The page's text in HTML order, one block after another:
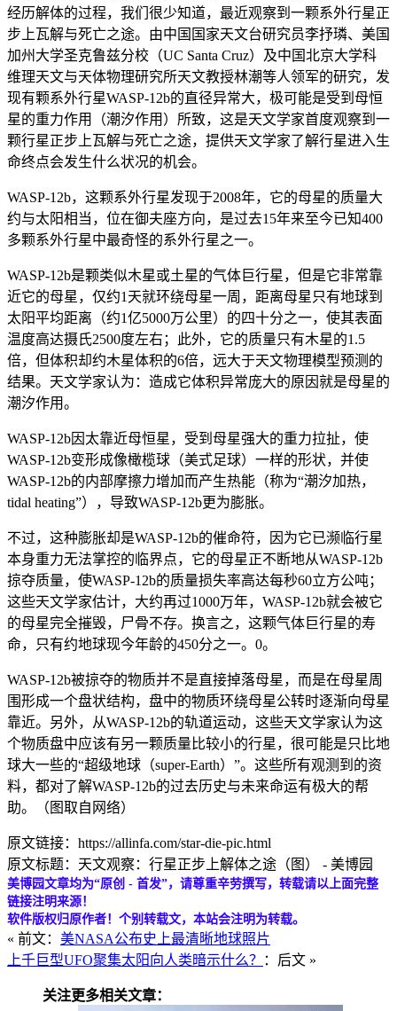
经历解体的过程，我们很少知道，最近观察到一颗系外行星正
步上瓦解与死亡之途。由中国国家天文台研究员李抒璘、美国
加州大学圣克鲁兹分校（UC Santa Cruz）及中国北京大学科
维理天文与天体物理研究所天文教授林潮等人领军的研究，发
现有颗系外行星WASP-12b的直径异常大，极可能是受到母恒
星的重力作用（潮汐作用）所致，这是天文学家首度观察到一
颗行星正步上瓦解与死亡之途，提供天文学家了解行星进入生
命终点会发生什么状况的机会。
WASP-12b，这颗系外行星发现于2008年，它的母星的质量大
约与太阳相当，位在御夫座方向，是过去15年来至今已知400
多颗系外行星中最奇怪的系外行星之一。
WASP-12b是颗类似木星或土星的气体巨行星，但是它非常靠
近它的母星，仅约1天就环绕母星一周，距离母星只有地球到
太阳平均距离（约1亿5000万公里）的四十分之一，使其表面
温度高达摄氏2500度左右；此外，它的质量只有木星的1.5
倍，但体积却约木星体积的6倍，远大于天文物理模型预测的
结果。天文学家认为：造成它体积异常庞大的原因就是母星的
潮汐作用。
WASP-12b因太靠近母恒星，受到母星强大的重力拉扯，使
WASP-12b变形成像橄榄球（美式足球）一样的形状，并使
WASP-12b的内部摩擦力增加而产生热能（称为“潮汐加热，
tidal heating”），导致WASP-12b更为膨胀。
不过，这种膨胀却是WASP-12b的催命符，因为它已濒临行星
本身重力无法掌控的临界点，它的母星正不断地从WASP-12b
掠夺质量，使WASP-12b的质量损失率高达每秒60立方公吨；
这些天文学家估计，大约再过1000万年，WASP-12b就会被它
的母星完全摧毁，尸骨不存。换言之，这颗气体巨行星的寿
命，只有约地球现今年龄的450分之一。0。
WASP-12b被掠夺的物质并不是直接掉落母星，而是在母星周
围形成一个盘状结构，盘中的物质环绕母星公转时逐渐向母星
靠近。另外，从WASP-12b的轨道运动，这些天文学家认为这
个物质盘中应该有另一颗质量比较小的行星，很可能是只比地
球大一些的“超级地球（super-Earth）”。这些所有观测到的资
料，都对了解WASP-12b的过去历史与未来命运有极大的帮
助。（图取自网络）
原文链接：https://allinfa.com/star-die-pic.html
原文标题：天文观察：行星正步上解体之途（图） - 美博园
美博园文章均为“原创 - 首发”，请尊重辛劳撰写，转载请以上面完整
链接注明来源！
软件版权归原作者！个别转载文，本站会注明为转载。
« 前文： 美NASA公布史上最清晰地球照片
上千巨型UFO聚集太阳向人类暗示什么？
：后文 »
关注更多相关文章：